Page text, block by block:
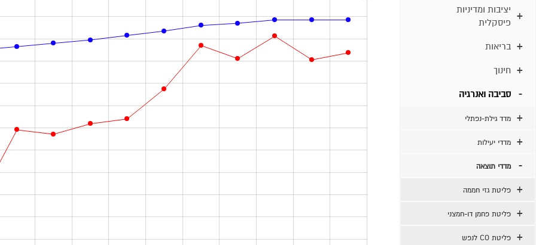
יציבות ומדיניות
פיסקלית
בריאות
חינוך
סביבה ואנרגיה
מדד גילת-נפתלי
מדדי יעילות
מדדי תוצאה
פליטת גזי חממה
פליטת פחמן דו-חמצני
פליטת CO לנפש